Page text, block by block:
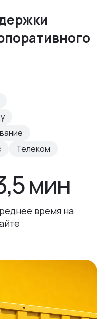
Телеком
мин
время на